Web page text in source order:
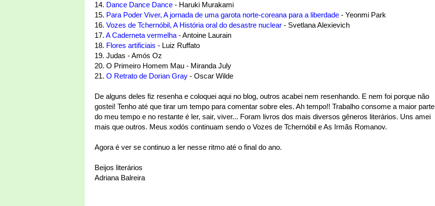
14. Dance Dance Dance - Haruki Murakami
15. Para Poder Viver, A jornada de uma garota norte-coreana para a liberdade - Yeonmi Park
16. Vozes de Tchernóbil, A História oral do desastre nuclear - Svetlana Alexievich
17. A Caderneta vermelha - Antoine Laurain
18. Flores artificiais - Luiz Ruffato
19. Judas - Amós Oz
20. O Primeiro Homem Mau - Miranda July
21. O Retrato de Dorian Gray - Oscar Wilde
De alguns deles fiz resenha e coloquei aqui no blog, outros acabei nem resenhando. E nem foi porque não
gostei! Tenho até que tirar um tempo para comentar sobre eles. Ah tempo!! Trabalho consome a maior parte
do meu tempo e no restante é ler, sair, viver... Foram livros dos mais diversos gêneros literários. Uns amei
mais que outros. Meus xodós continuam sendo o Vozes de Tchernóbil e As Irmãs Romanov.
Agora é ver se continuo a ler nesse ritmo até o final do ano.
Beijos literários
Adriana Balreira